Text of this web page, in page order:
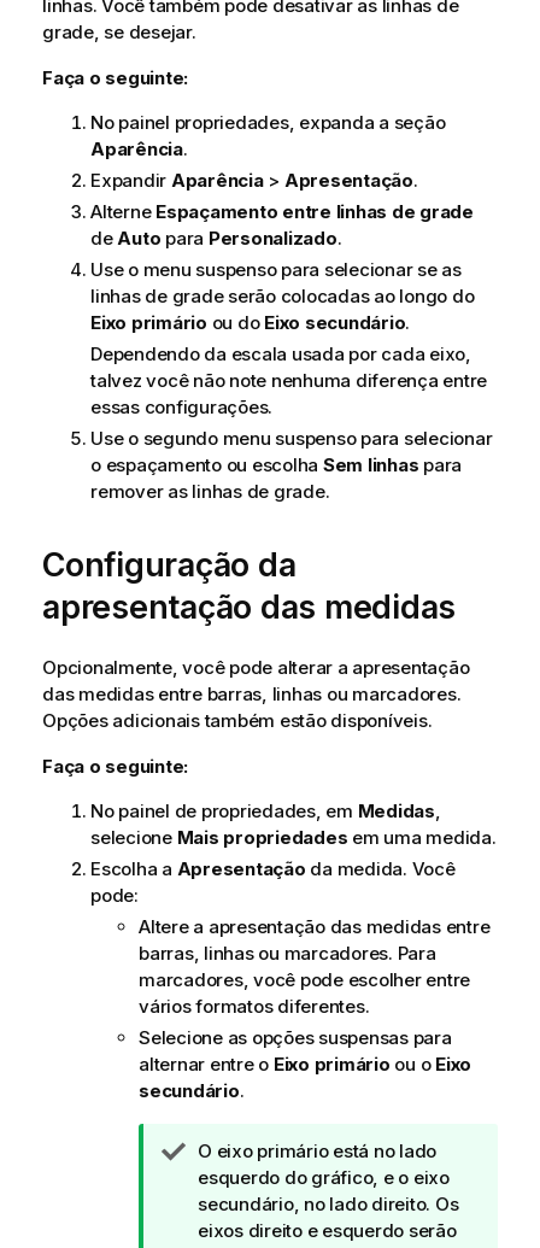
linhas. Você também pode desativar as linhas de
grade, se desejar.
Faça o seguinte:
No painel propriedades, expanda a seção
Aparência.
Expandir Aparência> Apresentação.
Alterne Espaçamento entre linhas de grade
deAuto para Personalizado.
Use o menu suspenso para selecionar se as
linhas de grade serão colocadas ao longo do
Eixo primário ou do Eixo secundário.
Dependendo da escala usada por cada eixo,
talvez você não note nenhuma diferença entre
essas configurações.
Use o segundo menu suspenso para selecionar
o espaçamento ou escolha Sem linhas para
remover as linhas de grade.
Configuração da
apresentação das medidas
Opcionalmente, você pode alterar a apresentação
das medidas entre barras, linhas ou marcadores.
Opções adicionais também estão disponíveis.
Faça o seguinte:
No painel de propriedades, em Medidas,
selecione Mais propriedades em uma medida.
Escolha a Apresentação da medida. Você
pode:
Altere a apresentação das medidas entre
barras, linhas ou marcadores. Para
marcadores, você pode escolher entre
vários formatos diferentes.
Selecione as opções suspensas para
alternar entre o Eixo primário ou o Eixo
secundário.
N
o
t
a
O eixo primário está no lado
esquerdo do gráfico, e o eixo
secundário, no lado direito. Os
eixos direito e esquerdo serão